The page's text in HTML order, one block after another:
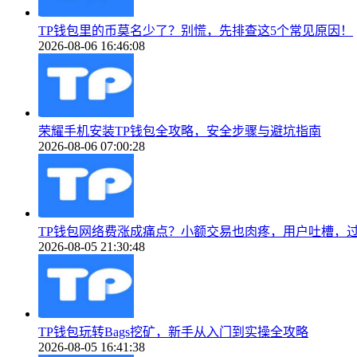
TP钱包里的币莫名少了？别慌，先排查这5个常见原因！
2026-08-06 16:46:08
荣耀手机安装TP钱包全攻略，安全步骤与避坑指南
2026-08-06 07:00:28
TP钱包网络费涨成痛点？小额交易也肉疼，用户吐槽，
2026-08-05 21:30:48
TP钱包玩转Bags挖矿，新手从入门到实操全攻略
2026-08-05 16:41:38